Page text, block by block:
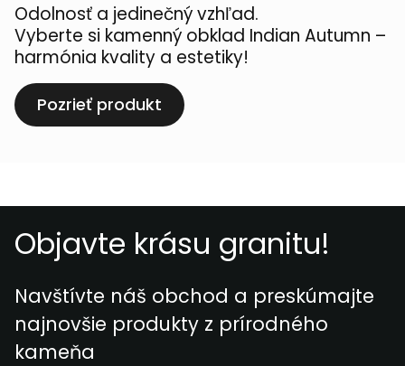
Odolnosť a jedinečný vzhľad.
Vyberte si kamenný obklad Indian Autumn –
harmónia kvality a estetiky!
Pozrieť produkt
Objavte krásu granitu!
Navštívte náš obchod a preskúmajte
najnovšie produkty z prírodného
kameňa